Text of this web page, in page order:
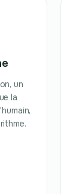
un
la